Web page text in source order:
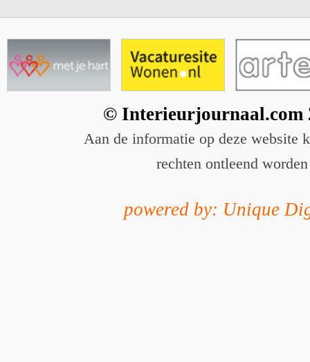
© Interieurjournaal.com
Aan de informatie op deze website
rechten ontleend worden
powered by: Unique